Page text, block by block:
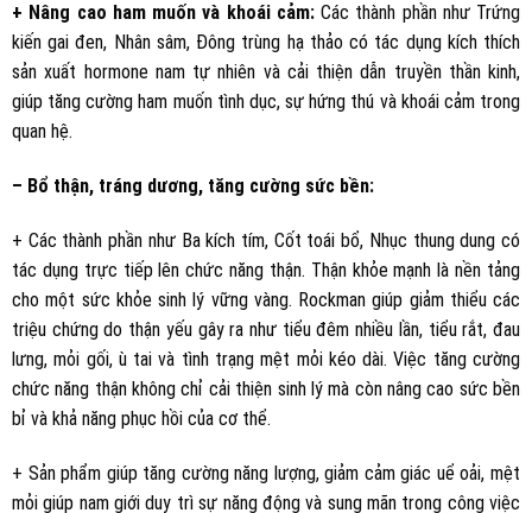
+ Nâng cao ham muốn và khoái cảm:Các thành phần như Trứng
kiến gai đen, Nhân sâm, Đông trùng hạ thảo có tác dụng kích thích
sản xuất hormone nam tự nhiên và cải thiện dẫn truyền thần kinh,
giúp tăng cường ham muốn tình dục, sự hứng thú và khoái cảm trong
quan hệ.
– Bổ thận, tráng dương, tăng cường sức bền:
+ Các thành phần như Ba kích tím, Cốt toái bổ, Nhục thung dung có
tác dụng trực tiếp lên chức năng thận. Thận khỏe mạnh là nền tảng
cho một sức khỏe sinh lý vững vàng. Rockman giúp giảm thiểu các
triệu chứng do thận yếu gây ra như tiểu đêm nhiều lần, tiểu rắt, đau
lưng, mỏi gối, ù tai và tình trạng mệt mỏi kéo dài. Việc tăng cường
chức năng thận không chỉ cải thiện sinh lý mà còn nâng cao sức bền
bỉ và khả năng phục hồi của cơ thể.
+ Sản phẩm giúp tăng cường năng lượng, giảm cảm giác uể oải, mệt
mỏi giúp nam giới duy trì sự năng động và sung mãn trong công việc